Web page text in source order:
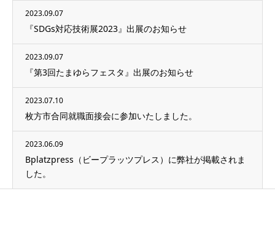
2023.09.07
『SDGs対応技術展2023』出展のお知らせ
2023.09.07
『第3回たまゆらフェスタ』出展のお知らせ
2023.07.10
枚方市合同就職面接会に参加いたしました。
2023.06.09
Bplatzpress（ビープラッツプレス）に弊社が掲載されま
した。